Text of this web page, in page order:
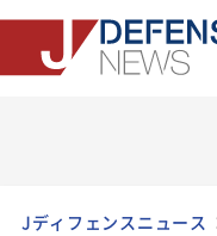
Jディフェンスニュース